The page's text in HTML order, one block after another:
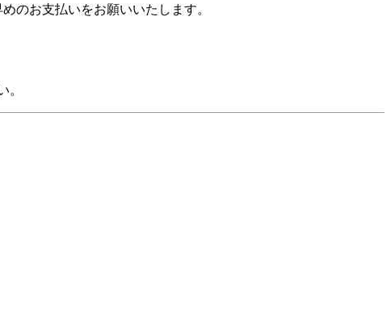
のお支払いをお願いいたします。
。